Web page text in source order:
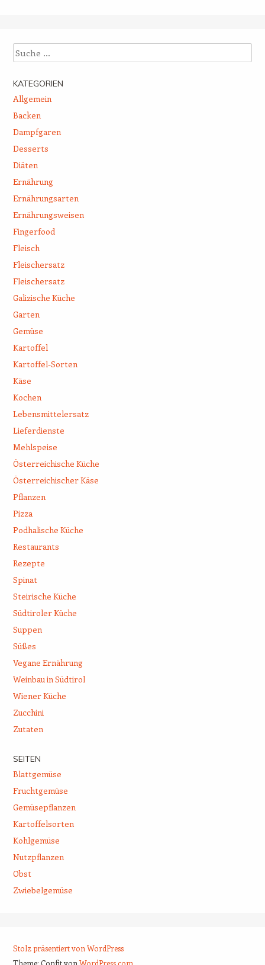
Suche
KATEGORIEN
Allgemein
Backen
Dampfgaren
Desserts
Diäten
Ernährung
Ernährungsarten
Ernährungsweisen
Fingerfood
Fleisch
Fleischersatz
Fleischersatz
Galizische Küche
Garten
Gemüse
Kartoffel
Kartoffel-Sorten
Käse
Kochen
Lebensmittelersatz
Lieferdienste
Mehlspeise
Österreichische Küche
Österreichischer Käse
Pflanzen
Pizza
Podhalische Küche
Restaurants
Rezepte
Spinat
Steirische Küche
Südtiroler Küche
Suppen
Süßes
Vegane Ernährung
Weinbau in Südtirol
Wiener Küche
Zucchini
Zutaten
SEITEN
Blattgemüse
Fruchtgemüse
Gemüsepflanzen
Kartoffelsorten
Kohlgemüse
Nutzpflanzen
Obst
Zwiebelgemüse
Stolz präsentiert von WordPress
Theme: Confit von WordPress.com